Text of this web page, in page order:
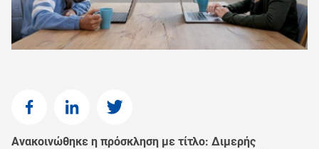
Ανακοινώθηκε η πρόσκληση με τίτλο: Διμερής